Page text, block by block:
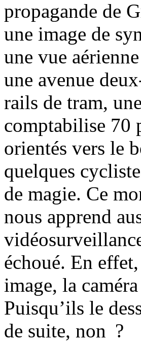
propagande de
une image de
une vue
une avenue
rails de tram,
comptabilise 70
orientés vers le
quelques
de magie. Ce
nous apprend
échoué. En
image, la
Puisqu’ils le
de suite, non ?